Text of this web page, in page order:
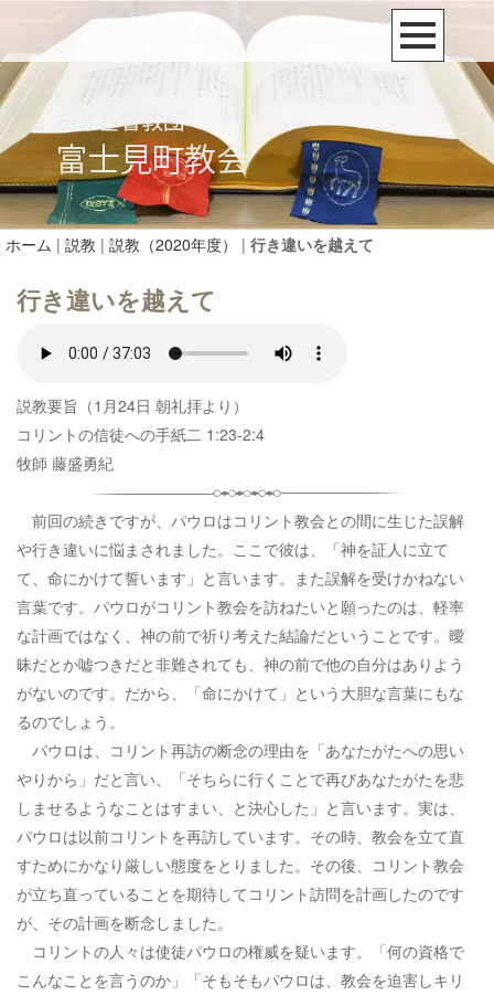
ホーム | 説教 | 説教（2020年度） | 行き違いを越えて
行き違いを越えて
説教要旨（1月24日 朝礼拝より）
コリントの信徒への手紙二 1:23-2:4
牧師 藤盛勇紀
前回の続きですが、パウロはコリント教会との間に生じた誤解
や行き違いに悩まされました。ここで彼は、「神を証人に立て
て、命にかけて誓います」と言います。また誤解を受けかねない
言葉です。パウロがコリント教会を訪ねたいと願ったのは、軽率
な計画ではなく、神の前で祈り考えた結論だということです。曖
昧だとか嘘つきだと非難されても、神の前で他の自分はありよう
がないのです。だから、「命にかけて」という大胆な言葉にもな
るのでしょう。
パウロは、コリント再訪の断念の理由を「あなたがたへの思い
やりから」だと言い、「そちらに行くことで再びあなたがたを悲
しませるようなことはすまい、と決心した」と言います。実は、
パウロは以前コリントを再訪しています。その時、教会を立て直
すためにかなり厳しい態度をとりました。その後、コリント教会
が立ち直っていることを期待してコリント訪問を計画したのです
が、その計画を断念しました。
コリントの人々は使徒パウロの権威を疑います。「何の資格で
こんなことを言うのか」「そもそもパウロは、教会を迫害しキリ